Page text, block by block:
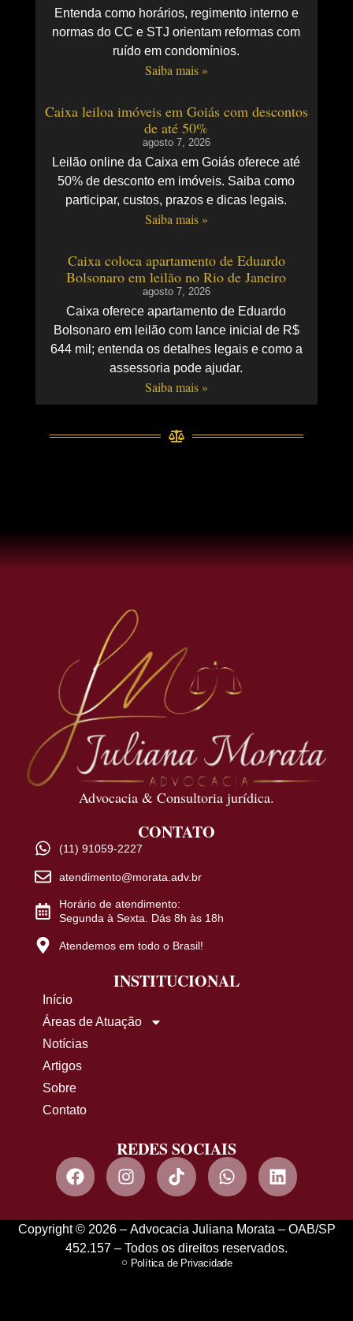
Entenda como horários, regimento interno e
normas do CC e STJ orientam reformas com
ruído em condomínios.
Saiba mais »
Caixa leiloa imóveis em Goiás com descontos
de até 50%
agosto 7, 2026
Leilão online da Caixa em Goiás oferece até
50% de desconto em imóveis. Saiba como
participar, custos, prazos e dicas legais.
Saiba mais »
Caixa coloca apartamento de Eduardo
Bolsonaro em leilão no Rio de Janeiro
agosto 7, 2026
Caixa oferece apartamento de Eduardo
Bolsonaro em leilão com lance inicial de R$
644 mil; entenda os detalhes legais e como a
assessoria pode ajudar.
Saiba mais »
Advocacia & Consultoria jurídica.
CONTATO
(11) 91059-2227
atendimento@morata.adv.br
Horário de atendimento:
Segunda à Sexta. Dás 8h às 18h
Atendemos em todo o Brasil!
INSTITUCIONAL
Início
Áreas de Atuação
Notícias
Artigos
Sobre
Contato
REDES SOCIAIS
Copyright © 2026 – Advocacia Juliana Morata – OAB/SP
452.157 – Todos os direitos reservados.
Política de Privacidade